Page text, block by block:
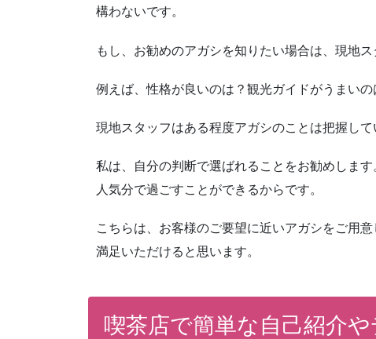
構わないです。
もし、お勧めのアガシを知りたい場合は、現地ス
例えば、性格が良いのは？観光ガイドがうまい
現地スタッフはある程度アガシのことは把握して
私は、自分の判断で選ばれることをお勧めしま
人気分で過ごすことができるからです。
こちらは、お客様のご要望に近いアガシをご用
満足いただけると思います。
喫茶店で簡単な自己紹介